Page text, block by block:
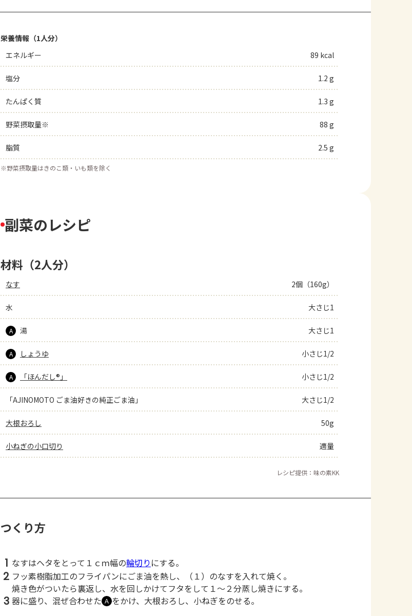
栄養情報（1人分）
エネルギー
89 kcal
塩分 1.2 g
たんぱく質 1.3 g
野菜摂取量※ 88 g
脂質 2.5 g
※野菜摂取量はきのこ類・いも類を除く
副菜のレシピ
材料（2人分）
なす 2個（160g）
水 大さじ1
A 湯 大さじ1
A しょうゆ 小さじ1/2
A 「ほんだし®」 小さじ1/2
「AJINOMOTO ごま油好きの純正ごま油」 大さじ1/2
大根おろし 50g
小ねぎの小口切り 適量
レシピ提供：味の素KK
つくり方
1 なすはヘタをとって１ｃｍ幅の輪切り にする。
2 フッ素樹脂加工のフライパンにごま油を熱し、（１）のなすを入れて焼く。
焼き色がついたら裏返し、水を回しかけてフタをして１～２分蒸し焼きにする。
3 器に盛り、混ぜ合わせた Ａ をかけ、大根おろし、小ねぎをのせる。